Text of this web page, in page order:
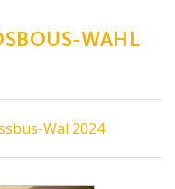
WAHL
Wal 2024